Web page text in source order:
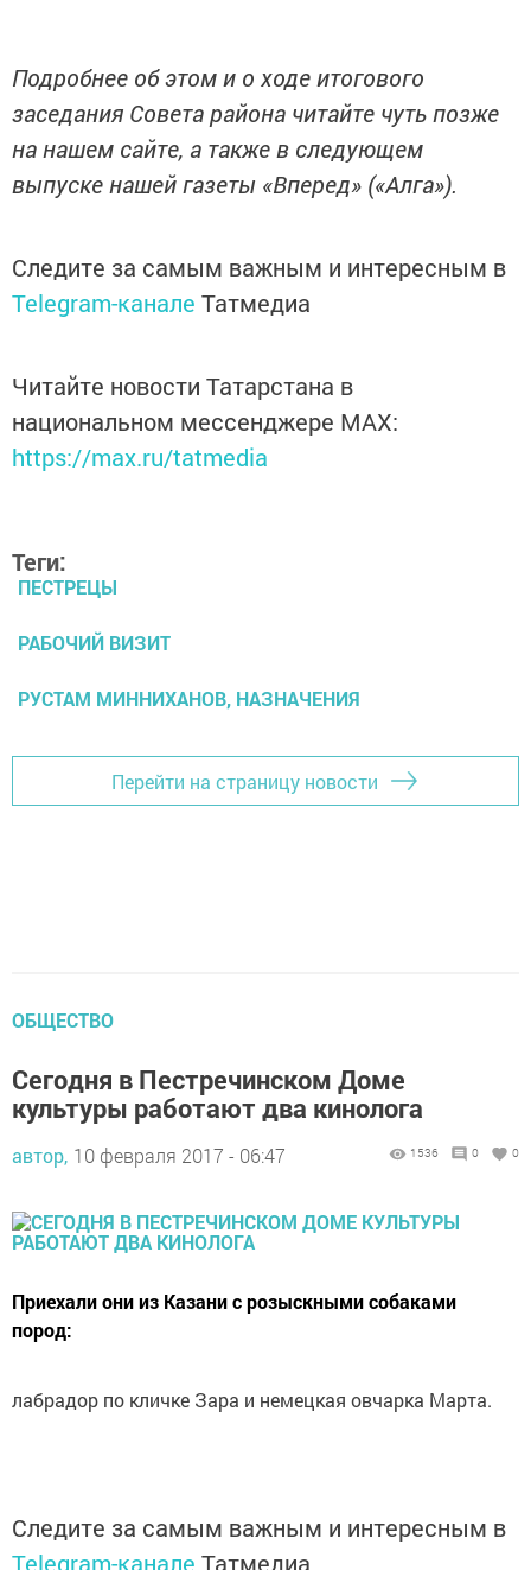
Подробнее об этом и о ходе итогового
заседания Совета района читайте чуть позже
на нашем сайте, а также в следующем
выпуске нашей газеты «Вперед» («Алга»).
Следите за самым важным и интересным в
Telegram-канале Татмедиа
Читайте новости Татарстана в
национальном мессенджере MАХ:
https://max.ru/tatmedia
Теги:
ПЕСТРЕЦЫ
РАБОЧИЙ ВИЗИТ
РУСТАМ МИННИХАНОВ, НАЗНАЧЕНИЯ
Перейти на страницу новости
ОБЩЕСТВО
Сегодня в Пестречинском Доме
культуры работают два кинолога
автор, 10 февраля 2017 - 06:47 1536 0 0
Приехали они из Казани с розыскными собаками
пород:
лабрадор по кличке Зара и немецкая овчарка Марта.
Следите за самым важным и интересным в
Telegram-канале Татмедиа